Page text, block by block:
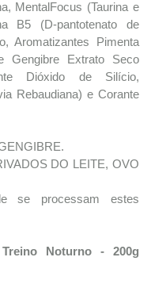
MentalFocus (Taurina e
B5 (D-pantotenato de
Aromatizantes Pimenta
Gengibre Extrato Seco
Dióxido de Silício,
Rebaudiana) e Corante
DO LEITE, OVO
se processam estes
Noturno - 200g